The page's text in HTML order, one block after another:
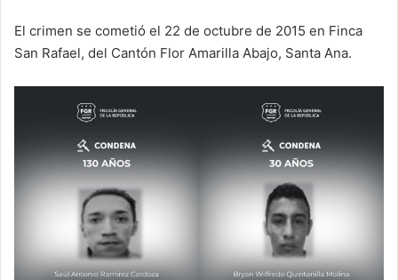
El crimen se cometió el 22 de octubre de 2015 en Finca
San Rafael, del Cantón Flor Amarilla Abajo, Santa Ana.